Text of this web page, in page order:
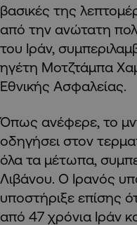
βασικές της
από την ανώτατη
του Ιράν,
ηγέτη Μοτζτάμπα
Εθνικής Ασφαλείας.
Όπως ανέφερε, το
οδηγήσει στον
όλα τα μέτωπα,
Λιβάνου. Ο Ιρανός
υποστήριξε επίσης
από 47 χρόνια Ιράν